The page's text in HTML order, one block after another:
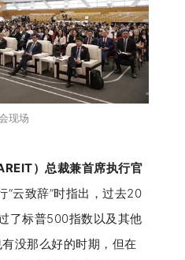
现场
）总裁兼首席执行官
“云致辞”时指出，过去20
了标普500指数以及其他
没那么好的时期，但在